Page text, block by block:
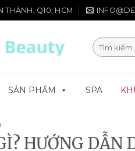
THÀNH, Q10, HCM
Tìm
kiếm:
SẢN PHẨM SPA
HƯỚNG DẪN